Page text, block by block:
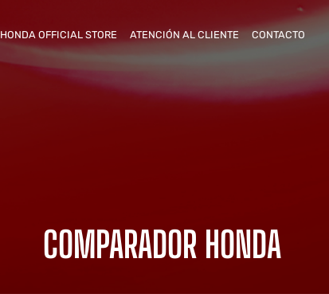
HONDA OFFICIAL STORE ATENCIÓN AL CLIENTE CONTACTO
COMPARADOR HONDA